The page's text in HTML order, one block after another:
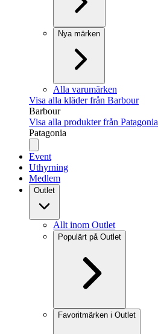
Nya märken
Alla varumärken
Visa alla kläder från Barbour
Barbour
Visa alla produkter från Patagonia
Patagonia
Event
Uthyrning
Medlem
Outlet
Allt inom Outlet
Populärt på Outlet
Favoritmärken i Outlet